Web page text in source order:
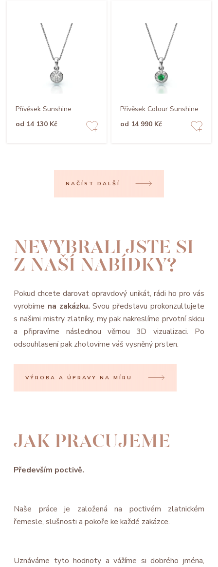
Přívěsek Sunshine
od 14 130 Kč
Přívěsek Colour Sunshine
od 14 990 Kč
NAČÍST DALŠÍ
NEVYBRALI JSTE SI
Z NAŠÍ NABÍDKY?
Pokud chcete darovat opravdový unikát, rádi ho pro vás
vyrobíme na zakázku.Svou představu prokonzultujete
s našimi mistry zlatníky, my pak nakreslíme prvotní skicu
a připravíme následnou věrnou 3D vizualizaci. Po
odsouhlasení pak zhotovíme váš vysněný prsten.
VÝROBA A ÚPRAVY NA MÍRU
JAK PRACUJEME
Především poctivě.
Naše práce je založená na poctivém zlatnickém
řemesle, slušnosti a pokoře ke každé zakázce.
Uznáváme tyto hodnoty a vážíme si dobrého jména,